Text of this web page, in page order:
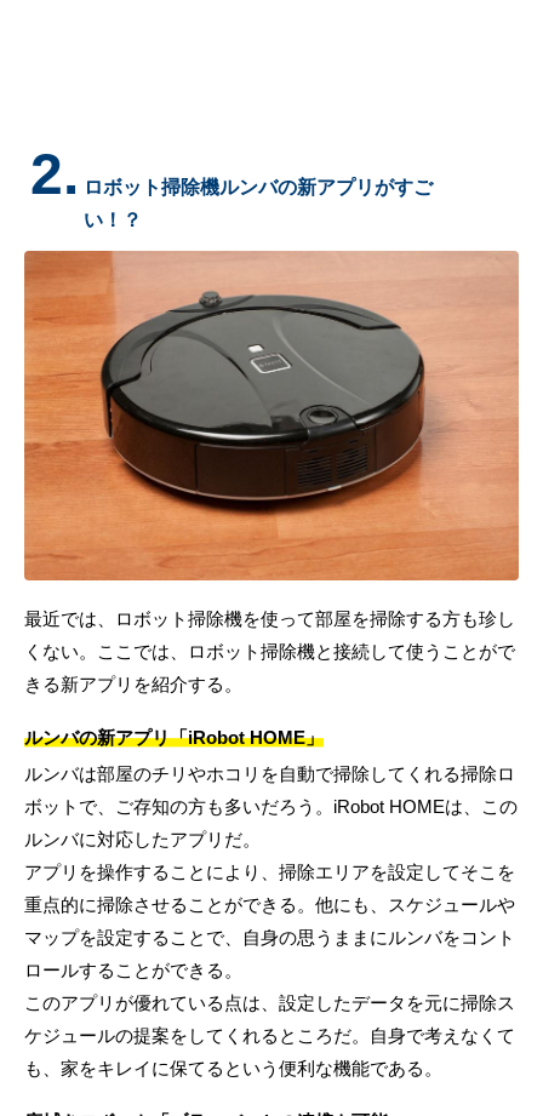
2. ロボット掃除機ルンバの新アプリがすご
い！？
最近では、ロボット掃除機を使って部屋を掃除する方も珍し
くない。ここでは、ロボット掃除機と接続して使うことがで
きる新アプリを紹介する。
ルンバの新アプリ「iRobot HOME」
ルンバは部屋のチリやホコリを自動で掃除してくれる掃除ロ
ボットで、ご存知の方も多いだろう。iRobot HOMEは、この
ルンバに対応したアプリだ。
アプリを操作することにより、掃除エリアを設定してそこを
重点的に掃除させることができる。他にも、スケジュールや
マップを設定することで、自身の思うままにルンバをコント
ロールすることができる。
このアプリが優れている点は、設定したデータを元に掃除ス
ケジュールの提案をしてくれるところだ。自身で考えなくて
も、家をキレイに保てるという便利な機能である。